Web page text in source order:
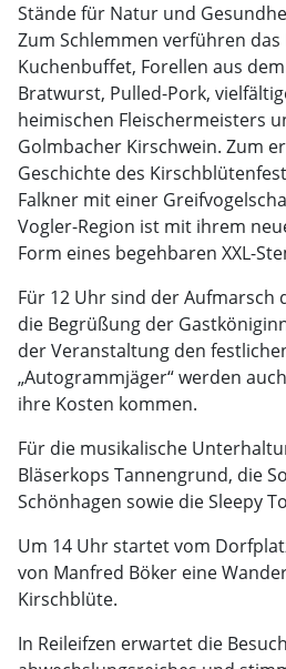
Stände für Natur und
Zum Schlemmen verführen das
Kuchenbuffet, Forellen aus
Bratwurst, Pulled-Pork,
heimischen Fleischermeisters
Golmbacher Kirschwein. Zum
Geschichte des
Falkner mit einer
Vogler-Region ist mit ihrem
Form eines begehbaren XXL-
Für 12 Uhr sind der Aufmarsch
die Begrüßung der
der Veranstaltung den
„Autogrammjäger“ werden
ihre Kosten kommen.
Für die musikalische
Bläserkops Tannengrund, die
Schönhagen sowie die Sleepy
Um 14 Uhr startet vom
von Manfred Böker eine
Kirschblüte.
In Reileifzen erwartet die